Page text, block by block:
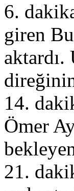
6.
giren
14.
Ömer
21.